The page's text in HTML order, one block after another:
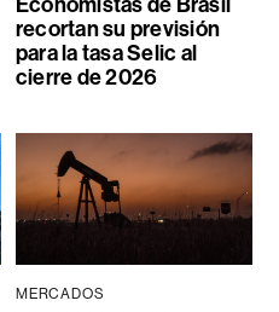
recortan su previsión
para la tasa Selic al
cierre de 2026
MERCADOS